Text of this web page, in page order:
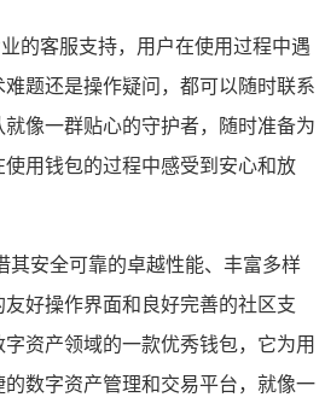
的客服支持，用户在使用过程中遇
题还是操作疑问，都可以随时联系
像一群贴心的守护者，随时准备为
用钱包的过程中感受到安心和放
其安全可靠的卓越性能、丰富多样
好操作界面和良好完善的社区支
资产领域的一款优秀钱包，它为用
数字资产管理和交易平台，就像一